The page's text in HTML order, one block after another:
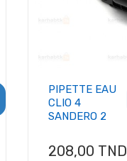
PIPETTE EAU
CLIO 4
SANDERO 2
Prix
208,00 TND